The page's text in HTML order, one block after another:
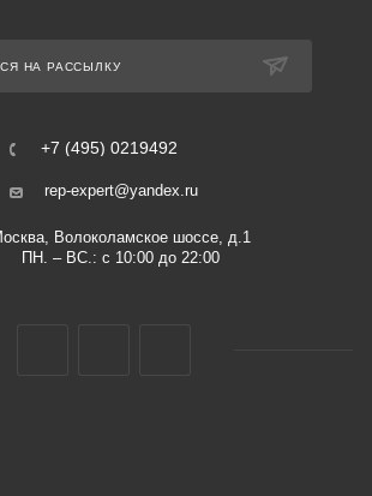
НА РАССЫЛКУ
+7 (495) 0219492
rep-expert@yandex.ru
Волоколамское шоссе, д.1
ПН. – ВС.: с 10:00 до 22:00